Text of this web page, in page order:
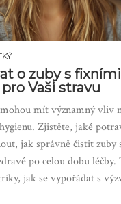
o zuby s
Vaši stravu
mít významný vliv
Zjistěte, jaké
jak správně čistit zuby
po celou dobu léčby.
jak se vypořádat s